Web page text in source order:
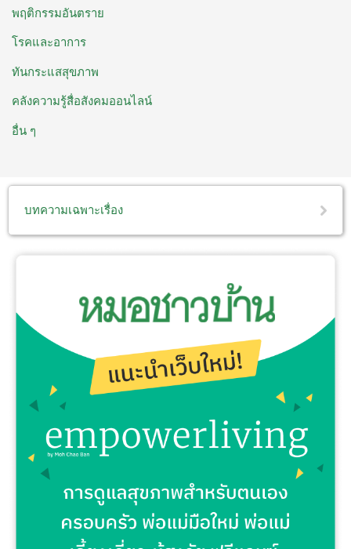
พฤติกรรมอันตราย
โรคและอาการ
ทันกระแสสุขภาพ
คลังความรู้สื่อสังคมออนไลน์
อื่น ๆ
บทความเฉพาะเรื่อง